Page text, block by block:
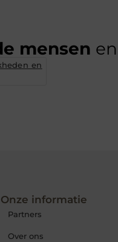
mensen
en
Onze informatie
Partners
Over ons